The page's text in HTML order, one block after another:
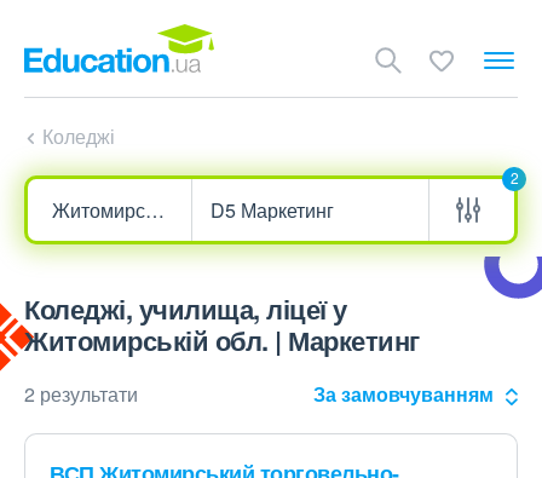
Коледжі
2
Коледжі, училища, ліцеї у
Житомирській обл. | Маркетинг
2 результати За замовчуванням